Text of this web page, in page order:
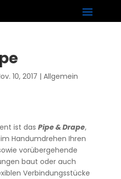
10, 2017 | Allgemein
ist das Pipe & Drape,
Handumdrehen Ihren
vorübergehende
baut oder auch
Verbindungsstücke